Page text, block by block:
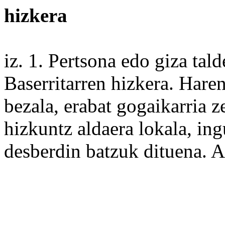
hizkera
iz. 1. Pertsona edo giza
Baserritarren hizkera.
bezala, erabat gogaikarria
hizkuntz aldaera lokala,
desberdin batzuk dituena.